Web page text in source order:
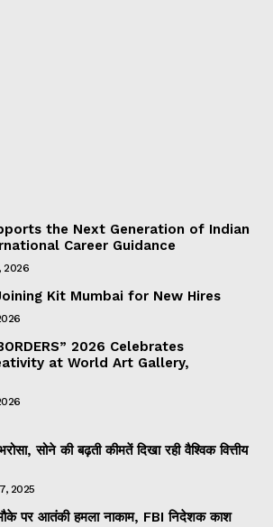
the Next Generation of Indian
Career Guidance
2026
Kit Mumbai for New Hires
2026 Celebrates
at World Art Gallery,
सोने की बढ़ती कीमतें दिखा रही वैश्विक वित्तीय
2025
पर आतंकी हमला नाकाम, FBI निदेशक काश